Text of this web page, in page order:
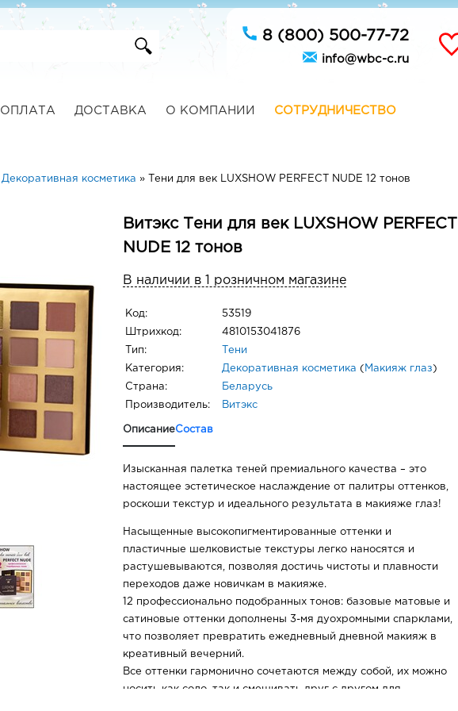
8 (800) 500-77-72
info@wbc-c.ru
ОПЛАТА ДОСТАВКА О КОМПАНИИ СОТРУДНИЧЕСТВО
Декоративная косметика » Тени для век LUXSHOW PERFECT NUDE 12 тонов
Витэкс Тени для век LUXSHOW PERFECT
NUDE 12 тонов
В наличии в 1 розничном магазине
Код: 53519
Штрихкод: 4810153041876
Тип: Тени
Категория: Декоративная косметика ( Макияж глаз )
Страна: Беларусь
Производитель: Витэкс
ОписаниеСостав
Изысканная палетка теней премиального качества – это
настоящее эстетическое наслаждение от палитры оттенков,
роскоши текстур и идеального результата в макияже глаз!
Насыщенные высокопигментированные оттенки и
пластичные шелковистые текстуры легко наносятся и
растушевываются, позволяя достичь чистоты и плавности
переходов даже новичкам в макияже.
12 профессионально подобранных тонов: базовые матовые и
сатиновые оттенки дополнены 3-мя дуохромными спарклами,
что позволяет превратить ежедневный дневной макияж в
креативный вечерний.
Все оттенки гармонично сочетаются между собой, их можно
носить как соло, так и смешивать друг с другом для